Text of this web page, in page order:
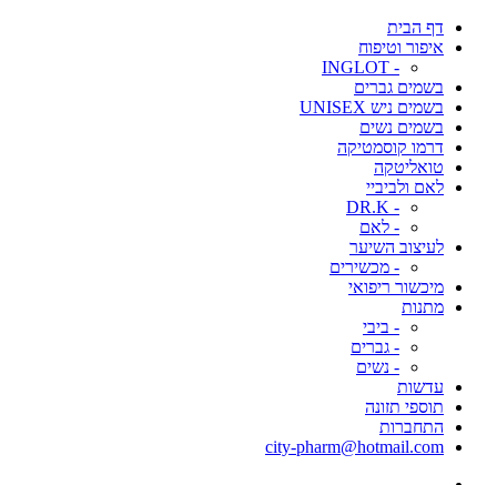
דף הבית
איפור וטיפוח
- INGLOT
בשמים גברים
בשמים ניש UNISEX
בשמים נשים
דרמו קוסמטיקה
טואליטקה
לאם ולביביי
- DR.K
- לאם
לעיצוב השיער
- מכשירים
מיכשור ריפואי
מתנות
- ביבי
- גברים
- נשים
עדשות
תוספי תזונה
התחברות
city-pharm@hotmail.com